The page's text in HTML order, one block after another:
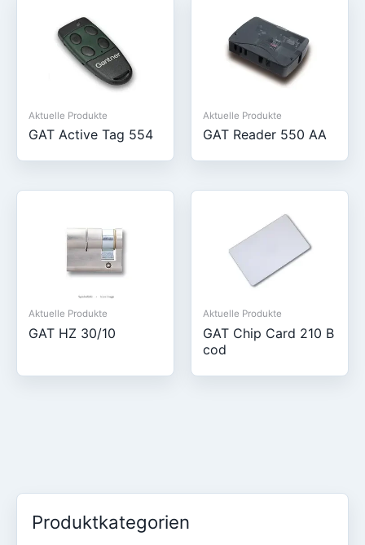
Aktuelle Produkte
GAT Active Tag 554
Aktuelle Produkte
GAT Reader 550 AA
Aktuelle Produkte
GAT HZ 30/10
Aktuelle Produkte
GAT Chip Card 210 B
cod
Produktkategorien